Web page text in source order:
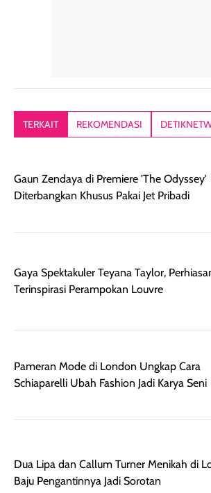
TERKAIT REKOMENDASI
Gaun Zendaya di Premiere 'The Odyssey'
Diterbangkan Khusus Pakai Jet Pribadi
Gaya Spektakuler Teyana Taylor,
Terinspirasi Perampokan Louvre
Pameran Mode di London Ungkap Cara
Schiaparelli Ubah Fashion Jadi Karya Seni
Dua Lipa dan Callum Turner Menikah di
Baju Pengantinnya Jadi Sorotan